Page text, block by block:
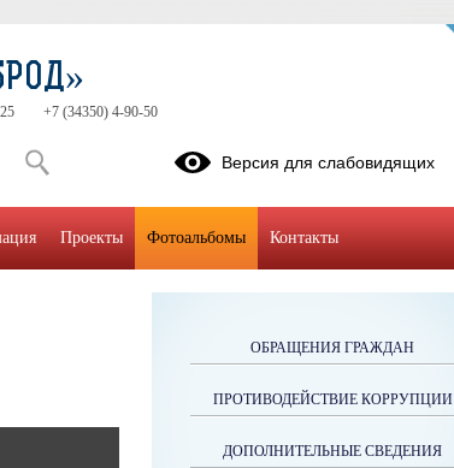
ОБРАЩЕНИЯ ГРАЖДАН
ПРОТИВОДЕЙСТВИЕ КОРРУПЦИИ
ДОПОЛНИТЕЛЬНЫЕ СВЕДЕНИЯ
+7 (34350) 4-90-50
Версия для слабовидящих
Проекты Фотоальбомы Контакты